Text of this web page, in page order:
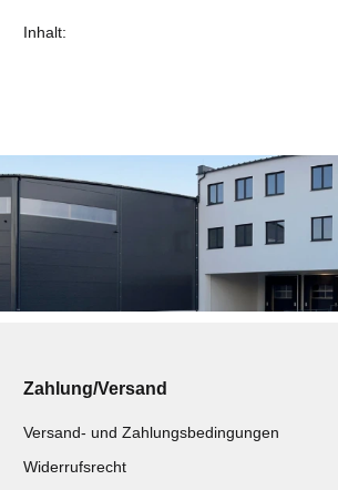
Produkteigenschaft
Wert
Inhalt:
Zahlung/Versand
Versand- und Zahlungsbedingungen
Widerrufsrecht